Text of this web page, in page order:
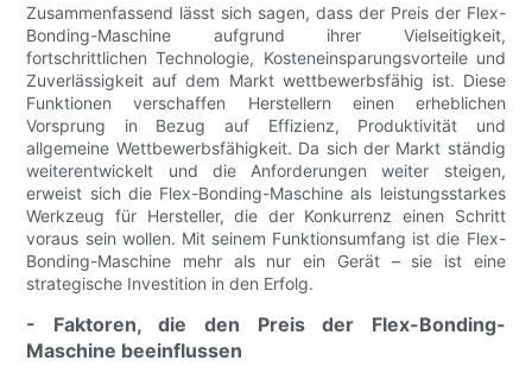
Zusammenfassend lässt sich sagen, dass der Preis der Flex-
Bonding-Maschine aufgrund ihrer Vielseitigkeit,
fortschrittlichen Technologie, Kosteneinsparungsvorteile und
Zuverlässigkeit auf dem Markt wettbewerbsfähig ist. Diese
Funktionen verschaffen Herstellern einen erheblichen
Vorsprung in Bezug auf Effizienz, Produktivität und
allgemeine Wettbewerbsfähigkeit. Da sich der Markt ständig
weiterentwickelt und die Anforderungen weiter steigen,
erweist sich die Flex-Bonding-Maschine als leistungsstarkes
Werkzeug für Hersteller, die der Konkurrenz einen Schritt
voraus sein wollen. Mit seinem Funktionsumfang ist die Flex-
Bonding-Maschine mehr als nur ein Gerät – sie ist eine
strategische Investition in den Erfolg.
- Faktoren, die den Preis der Flex-Bonding-
Maschine beeinflussen